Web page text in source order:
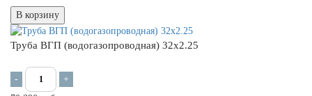
В корзину
Труба ВГП (водогазопроводная) 32х2.25
-
+